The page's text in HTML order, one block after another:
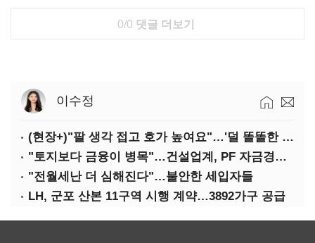
0/0 댓글 더보기
이수정
(현장+)"팔 생각 접고 호가 높여요"…'덜 똘똘한 한 채' 20억 키맞추기
"토지보다 금융이 병목"…건설업계, PF 자금경색 해소 목소리
"전월세난 더 심해진다"…불안한 세입자들
LH, 군포 산본 11구역 시행 계약…3892가구 공급